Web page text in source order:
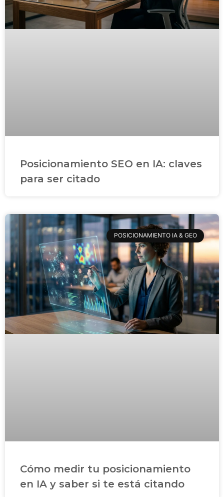
Posicionamiento SEO en IA: claves
para ser citado
POSICIONAMIENTO IA & GEO
Cómo medir tu posicionamiento
en IA y saber si te está citando